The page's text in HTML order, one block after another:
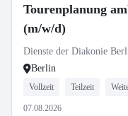
Tourenplanung
(m/w/d)
Dienste der Diakonie
Berlin
Vollzeit Teilzeit
07.08.2026